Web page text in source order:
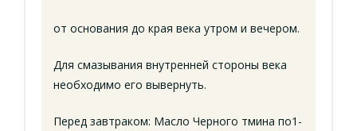
от основания до края века утром и вечером.
Для смазывания внутренней стороны века
необходимо его вывернуть.
Перед завтраком: Масло Черного тмина по1-